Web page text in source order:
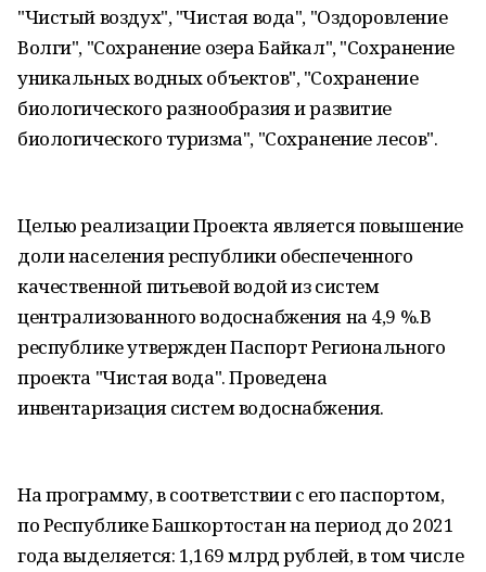
"Чистый воздух", "Чистая вода", "Оздоровление
Волги", "Сохранение озера Байкал", "Сохранение
уникальных водных объектов", "Сохранение
биологического разнообразия и развитие
биологического туризма", "Сохранение лесов".
Целью реализации Проекта является повышение
доли населения республики обеспеченного
качественной питьевой водой из систем
централизованного водоснабжения на 4,9 %.В
республике утвержден Паспорт Регионального
проекта "Чистая вода". Проведена
инвентаризация систем водоснабжения.
На программу, в соответствии с его паспортом,
по Республике Башкортостан на период до 2021
года выделяется: 1,169 млрд рублей, в том числе